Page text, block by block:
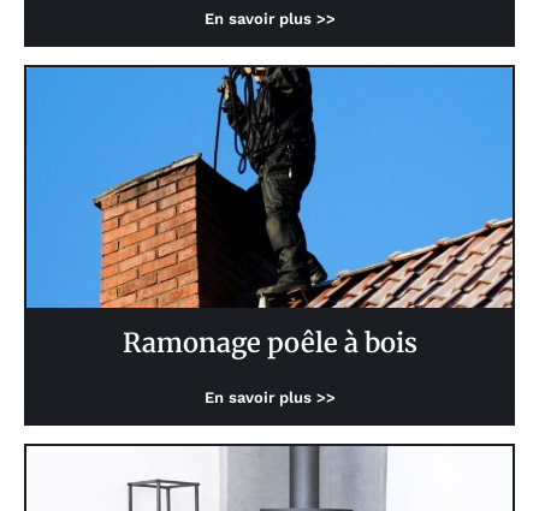
En savoir plus >>
Ramonage poêle à bois
En savoir plus >>